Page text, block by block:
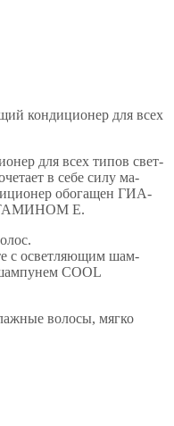
кондиционер для всех
для всех типов свет-
в себе силу ма-
обогащен ГИА-
E.
с осветляющим шам-
COOL
волосы, мягко